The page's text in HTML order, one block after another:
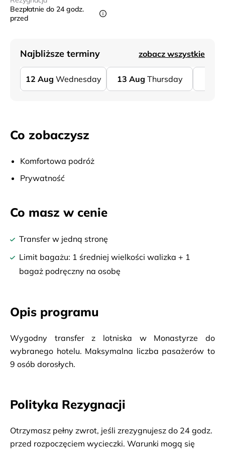
Bezpłatnie do 24 godz.
przed
Najbliższe terminy zobacz wszystkie
12 Aug Wednesday 13 Aug Thursday
Co zobaczysz
Komfortowa podróż
Prywatność
Co masz w cenie
Transfer w jedną stronę
Limit bagażu: 1 średniej wielkości walizka + 1
bagaż podręczny na osobę
Opis programu
Wygodny transfer z lotniska w Monastyrze do
wybranego hotelu. Maksymalna liczba pasażerów to
9 osób dorosłych.
Polityka Rezygnacji
Otrzymasz pełny zwrot, jeśli zrezygnujesz do 24 godz.
przed rozpoczęciem wycieczki. Warunki mogą się